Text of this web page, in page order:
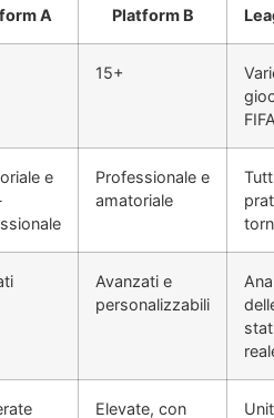
A Platform B
15+
e
Professionale e
amatoriale
Avanzati e
personalizzabili
Elevate, con